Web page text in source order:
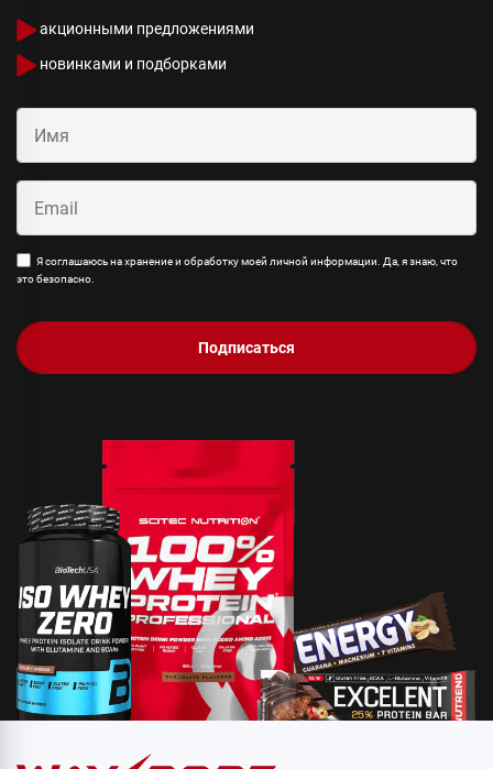
акционными предложениями
новинками и подборками
Я соглашаюсь на хранение и обработку моей личной информации. Да, я знаю, что
это безопасно.
Подписаться